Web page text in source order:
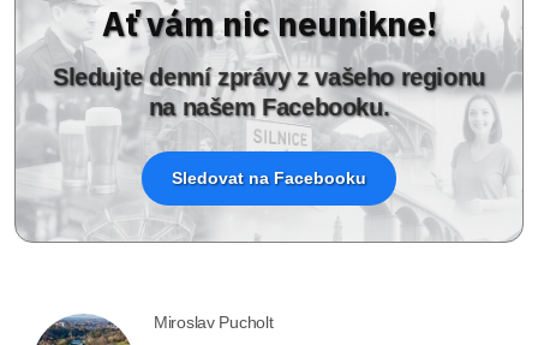
Ať vám nic neunikne!
Sledujte denní zprávy z vašeho regionu
na našem Facebooku.
Sledovat na Facebooku
Miroslav Pucholt